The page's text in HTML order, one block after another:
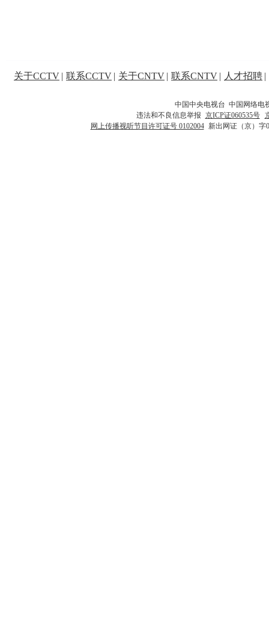
关于CCTV | 联系CCTV | 关于CNTV | 联系CNTV | 人才招聘 |
中国中央电视台 中国网络电
违法和不良信息举报 京ICP证060535号
网上传播视听节目许可证号 0102004 新出网证（京）